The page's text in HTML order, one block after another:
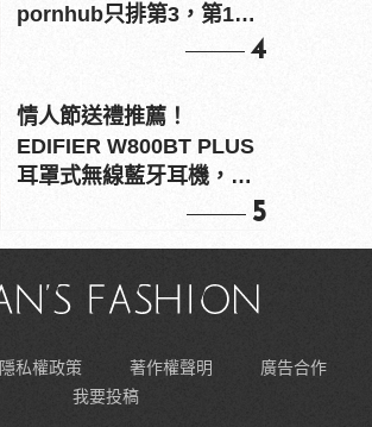
pornhub只排第3，第1名
4
情人節送禮推薦！
EDIFIER W800BT PLUS
耳罩式無線藍牙耳機，在
5
隱私權政策 著作權聲明
廣告合作
我要投稿